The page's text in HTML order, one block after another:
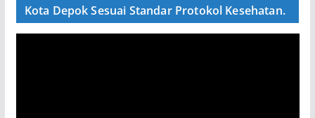
Kota Depok Sesuai Standar Protokol Kesehatan.